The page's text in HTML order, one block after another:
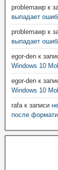
problemawp к
выпадает
problemawp к
выпадает
egor-den к
Windows 10
egor-den к
Windows 10
rafaк записи
после